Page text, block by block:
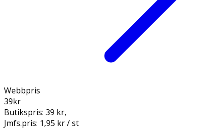
Webbpris
39kr
Butikspris: 39 kr,
Jmfs.pris: 1,95 kr / st